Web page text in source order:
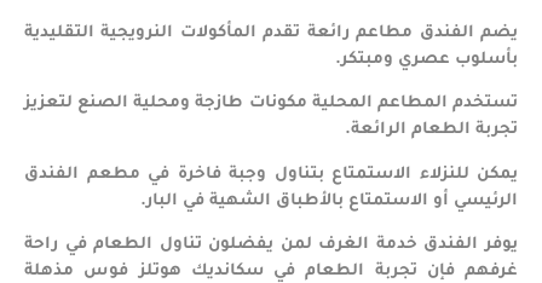
يضم الفندق مطاعم رائعة تقدم المأكولات النرويجية التقليدية
بأسلوب عصري ومبتكر.
تستخدم المطاعم المحلية مكونات طازجة ومحلية الصنع لتعزيز
تجربة الطعام الرائعة.
يمكن للنزلاء الاستمتاع بتناول وجبة فاخرة في مطعم الفندق
الرئيسي أو الاستمتاع بالأطباق الشهية في البار.
يوفر الفندق خدمة الغرف لمن يفضلون تناول الطعام في راحة
غرفهم فإن تجربة الطعام في سكانديك هوتلز فوس مذهلة